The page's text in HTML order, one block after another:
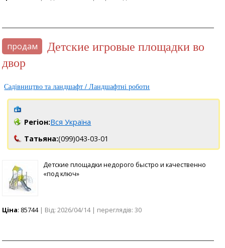
продам
Детские игровые площадки во
двор
Садівництво та ландшафт / Ландшафтні роботи
Регіон:Вся Україна
Татьяна:(099)043-03-01
Детские площадки недорого быстро и качественно
«под ключ»
Ціна: 85744| Від: 2026/04/14 | переглядів: 30